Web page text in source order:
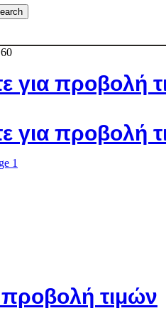
για προβολή
για προβολή
προβολή τιμών